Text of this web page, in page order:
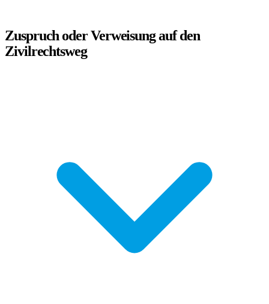
Zuspruch oder Verweisung auf den
Zivilrechtsweg